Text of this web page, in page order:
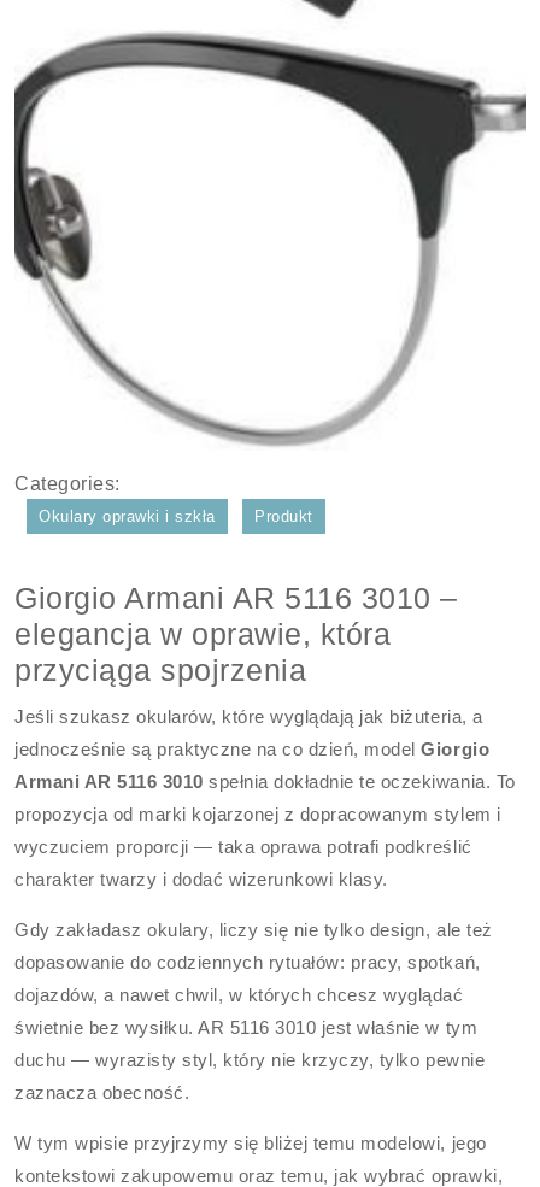
Categories:
Okulary oprawki i szkła Produkt
Giorgio Armani AR 5116 3010 –
elegancja w oprawie, która
przyciąga spojrzenia
Jeśli szukasz okularów, które wyglądają jak biżuteria, a
jednocześnie są praktyczne na co dzień, modelGiorgio
Armani AR 5116 3010 spełnia dokładnie te oczekiwania. To
propozycja od marki kojarzonej z dopracowanym stylem i
wyczuciem proporcji — taka oprawa potrafi podkreślić
charakter twarzy i dodać wizerunkowi klasy.
Gdy zakładasz okulary, liczy się nie tylko design, ale też
dopasowanie do codziennych rytuałów: pracy, spotkań,
dojazdów, a nawet chwil, w których chcesz wyglądać
świetnie bez wysiłku. AR 5116 3010 jest właśnie w tym
duchu — wyrazisty styl, który nie krzyczy, tylko pewnie
zaznacza obecność.
W tym wpisie przyjrzymy się bliżej temu modelowi, jego
kontekstowi zakupowemu oraz temu, jak wybrać oprawki,